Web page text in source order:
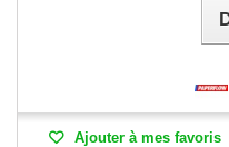
Ajouter à mes favoris